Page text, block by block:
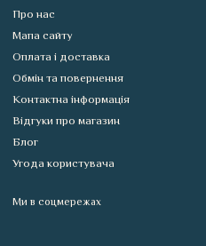
Про нас
Мапа сайту
Оплата і доставка
Обмін та повернення
Контактна інформація
Відгуки про магазин
Блог
Угода користувача
Ми в соцмережах